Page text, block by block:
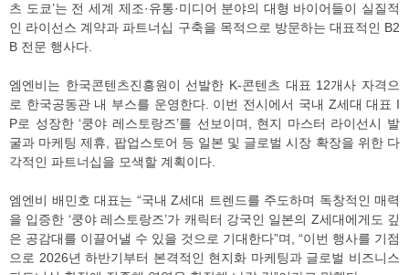
츠 도쿄’는 전 세계 제조·유통·미디어 분야의 대형 바이어들이 실질적
인 라이선스 계약과 파트너십 구축을 목적으로 방문하는 대표적인 B2
B 전문 행사다.
엠엔비는 한국콘텐츠진흥원이 선발한 K-콘텐츠 대표 12개사 자격으
로 한국공동관 내 부스를 운영한다. 이번 전시에서 국내 Z세대 대표 I
P로 성장한 ‘쿵야 레스토랑즈’를 선보이며, 현지 마스터 라이선시 발
굴과 마케팅 제휴, 팝업스토어 등 일본 및 글로벌 시장 확장을 위한 다
각적인 파트너십을 모색할 계획이다.
엠엔비 배민호 대표는 “국내 Z세대 트렌드를 주도하며 독창적인 매력
을 입증한 ‘쿵야 레스토랑즈’가 캐릭터 강국인 일본의 Z세대에게도 깊
은 공감대를 이끌어낼 수 있을 것으로 기대한다”며, “이번 행사를 기점
으로 2026년 하반기부터 본격적인 현지화 마케팅과 글로벌 비즈니스